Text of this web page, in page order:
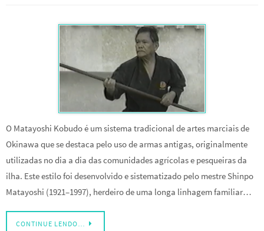
O Matayoshi Kobudo é um sistema tradicional de artes marciais de
Okinawa que se destaca pelo uso de armas antigas, originalmente
utilizadas no dia a dia das comunidades agrícolas e pesqueiras da
ilha. Este estilo foi desenvolvido e sistematizado pelo mestre Shinpo
Matayoshi (1921–1997), herdeiro de uma longa linhagem familiar…
CONTINUE LENDO…